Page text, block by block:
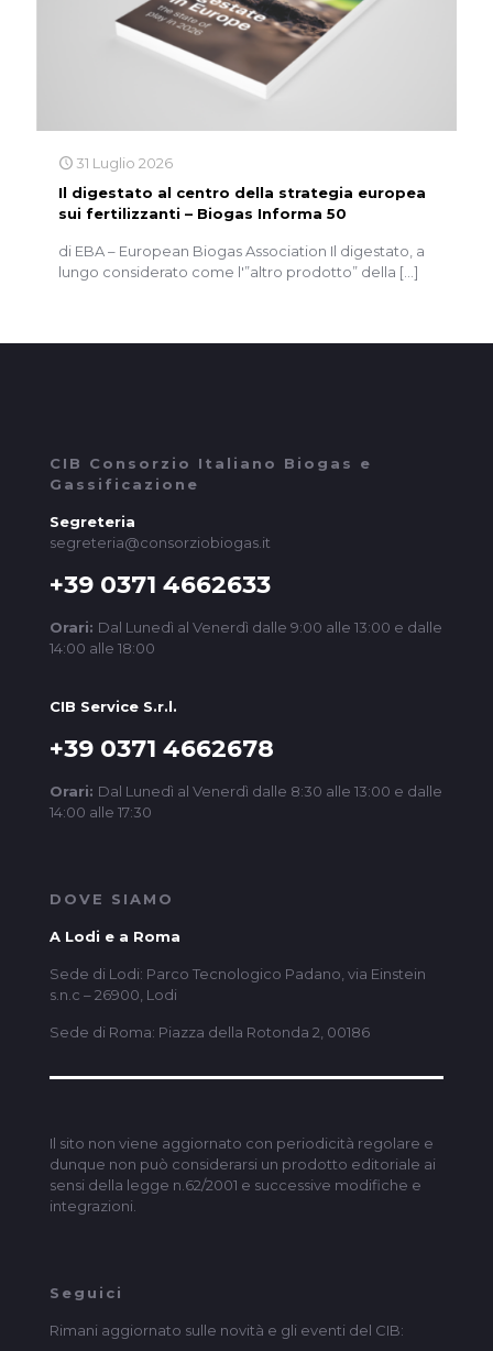
31 Luglio 2026
Il digestato al centro della strategia europea
sui fertilizzanti – Biogas Informa 50
di EBA – European Biogas Association Il digestato, a
lungo considerato come l'”altro prodotto” della […]
CIB Consorzio Italiano Biogas e
Gassificazione
Segreteria
segreteria@consorziobiogas.it
+39 0371 4662633
Orari: Dal Lunedì al Venerdì dalle 9:00 alle 13:00 e dalle
14:00 alle 18:00
CIB Service S.r.l.
+39 0371 4662678
Orari: Dal Lunedì al Venerdì dalle 8:30 alle 13:00 e dalle
14:00 alle 17:30
DOVE SIAMO
A Lodi e a Roma
Sede di Lodi: Parco Tecnologico Padano, via Einstein
s.n.c – 26900, Lodi
Sede di Roma: Piazza della Rotonda 2, 00186
Il sito non viene aggiornato con periodicità regolare e
dunque non può considerarsi un prodotto editoriale ai
sensi della legge n.62/2001 e successive modifiche e
integrazioni.
Seguici
Rimani aggiornato sulle novità e gli eventi del CIB: